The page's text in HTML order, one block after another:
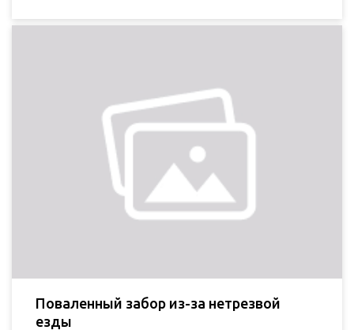
Поваленный забор из-за нетрезвой
езды